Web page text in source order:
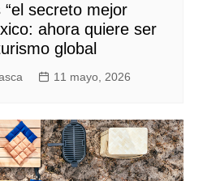
secreto mejor
ahora quiere ser
global
11 mayo, 2026